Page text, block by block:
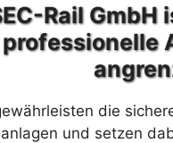
Rail
die
und setzen